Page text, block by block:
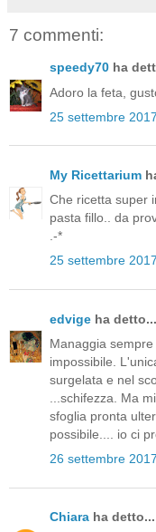
7 commenti:
speedy70 ha
Adoro la feta,
25 settembre
My Ricettarium
Che ricetta super
pasta fillo.. da
.-*
25 settembre
edvige ha detto...
Managgia
impossibile.
surgelata e nel
...schifezza. Ma
sfoglia pronta
possibile.... io ci
26 settembre
Chiara ha detto...